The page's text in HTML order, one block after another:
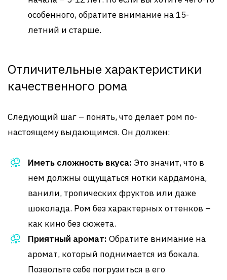
особенного, обратите внимание на 15-
летний и старше.
Отличительные характеристики
качественного рома
Следующий шаг – понять, что делает ром по-
настоящему выдающимся. Он должен:
Иметь сложность вкуса: Это значит, что в
нем должны ощущаться нотки кардамона,
ванили, тропических фруктов или даже
шоколада. Ром без характерных оттенков –
как кино без сюжета.
Приятный аромат: Обратите внимание на
аромат, который поднимается из бокала.
Позвольте себе погрузиться в его